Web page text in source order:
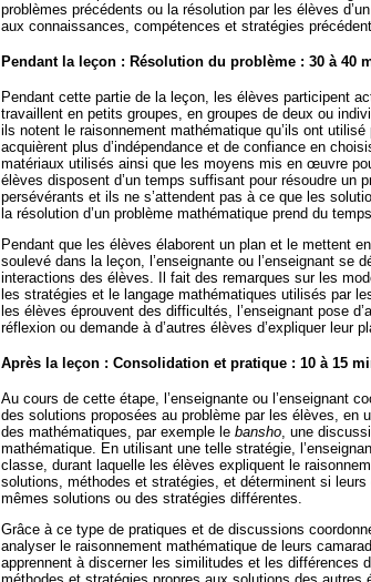
problèmes précédents ou la résolution par les élèves
aux connaissances, compétences et stratégies
Pendant la leçon : Résolution du problème : 30 à 40
Pendant cette partie de la leçon, les élèves participent
travaillent en petits groupes, en groupes de deux ou
ils notent le raisonnement mathématique qu’ils ont
acquièrent plus d’indépendance et de confiance en
matériaux utilisés ainsi que les moyens mis en œuvre
élèves disposent d’un temps suffisant pour résoudre un
persévérants et ils ne s’attendent pas à ce que les
la résolution d’un problème mathématique prend du
Pendant que les élèves élaborent un plan et le mettent
soulevé dans la leçon, l’enseignante ou l’enseignant se
interactions des élèves. Il fait des remarques sur les
les stratégies et le langage mathématiques utilisés par
les élèves éprouvent des difficultés, l’enseignant pose
réflexion ou demande à d’autres élèves d’expliquer leur
Après la leçon : Consolidation et pratique : 10 à 15
Au cours de cette étape, l’enseignante ou l’enseignant
des solutions proposées au problème par les élèves, en
des mathématiques, par exemple le bansho, une
mathématique. En utilisant une telle stratégie,
classe, durant laquelle les élèves expliquent le
solutions, méthodes et stratégies, et déterminent si
mêmes solutions ou des stratégies différentes.
Grâce à ce type de pratiques et de discussions
analyser le raisonnement mathématique de leurs
apprennent à discerner les similitudes et les différences